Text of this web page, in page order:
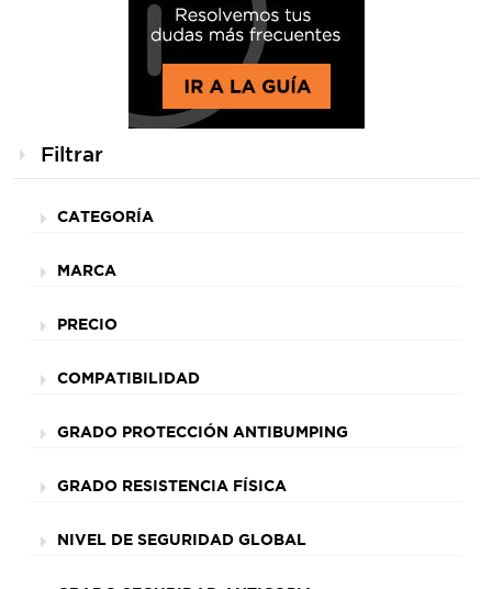
Filtrar
CATEGORÍA
MARCA
PRECIO
COMPATIBILIDAD
GRADO PROTECCIÓN ANTIBUMPING
GRADO RESISTENCIA FÍSICA
NIVEL DE SEGURIDAD GLOBAL